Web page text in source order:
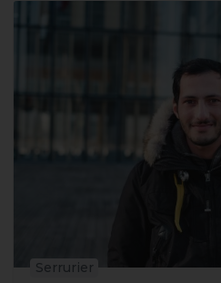
Serrurier